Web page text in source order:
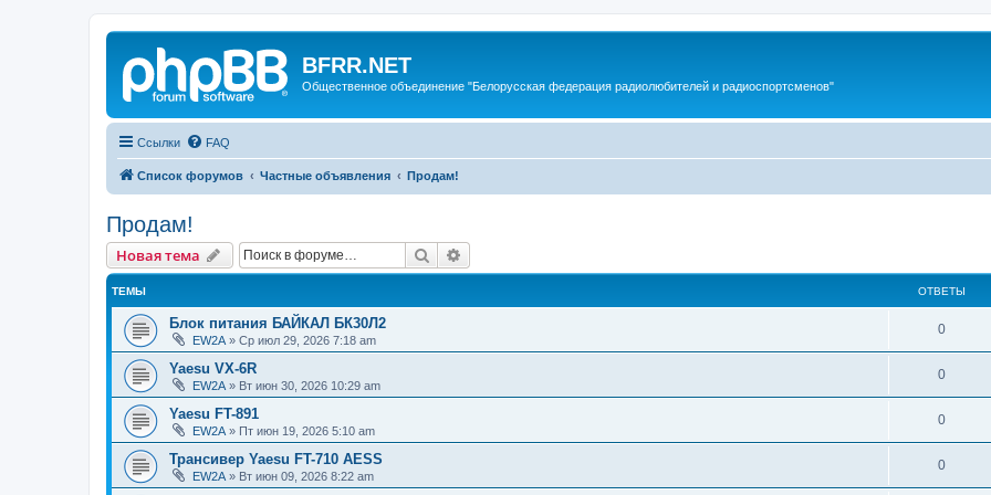
BFRR.NET
Общественное объединение "Белорусская федерация радиолюбителей и радиоспортсменов"
Ссылки FAQ
Список форумов Частные объявления Продам!
Продам!
Новая тема Поиск
ТЕМЫ ОТВЕТЫ
Блок питания БАЙКАЛ БК30Л2
EW2A » Ср июл 29, 2026 7:18 am
0
Yaesu VX-6R
EW2A » Вт июн 30, 2026 10:29 am
0
Yaesu FT-891
EW2A » Пт июн 19, 2026 5:10 am
0
Трансивер Yaesu FT-710 AESS
EW2A » Вт июн 09, 2026 8:22 am
0